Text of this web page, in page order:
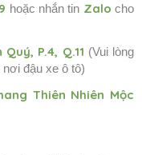
hoặc nhắn tin Zalo cho
P.4, Q.11 (Vui lòng
đậu xe ô tô)
Thiên Nhiên Mộc